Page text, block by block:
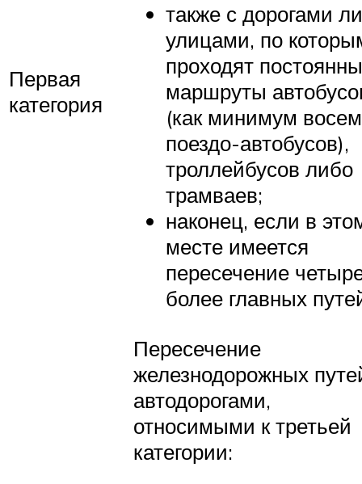
Первая
категория
также с дорогами
улицами, по
проходят
маршруты
(как минимум
поездо-автобусов),
троллейбусов либо
трамваев;
наконец, если в
месте имеется
пересечение
более главных
Пересечение
железнодорожных
автодорогами,
относимыми к третьей
категории: